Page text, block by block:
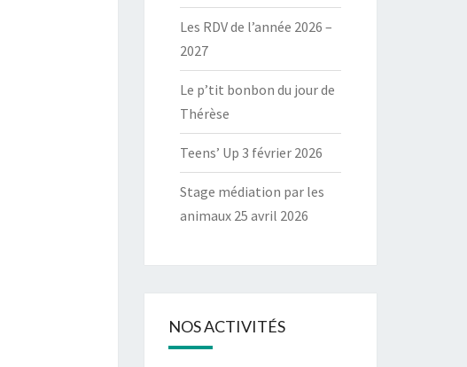
Les RDV de l’année 2026 –
2027
Le p’tit bonbon du jour de
Thérèse
Teens’ Up 3 février 2026
Stage médiation par les
animaux 25 avril 2026
NOS ACTIVITÉS